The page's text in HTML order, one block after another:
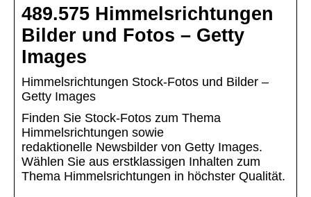
489.575 Himmelsrichtungen
Bilder und Fotos – Getty
Images
Himmelsrichtungen Stock-Fotos und Bilder –
Getty Images
Finden Sie Stock-Fotos zum Thema
Himmelsrichtungen sowie
redaktionelle Newsbilder von Getty Images.
Wählen Sie aus erstklassigen Inhalten zum
Thema Himmelsrichtungen in höchster Qualität.